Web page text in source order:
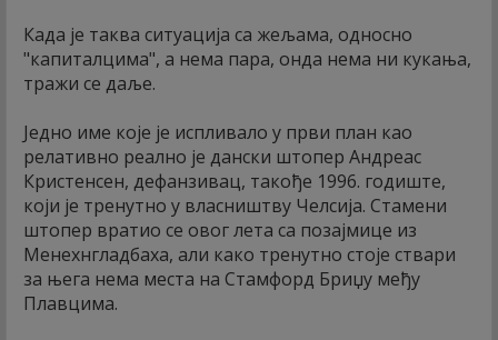
Када је таква ситуација са жељама, односно
"капиталцима", а нема пара, онда нема ни кукања,
тражи се даље.
Једно име које је испливало у први план као
релативно реално је дански штопер Андреас
Кристенсен, дефанзивац, такође 1996. годиште,
који је тренутно у власништву Челсија. Стамени
штопер вратио се овог лета са позајмице из
Менехнгладбаха, али како тренутно стоје ствари
за њега нема места на Стамфорд Бриџу међу
Плавцима.